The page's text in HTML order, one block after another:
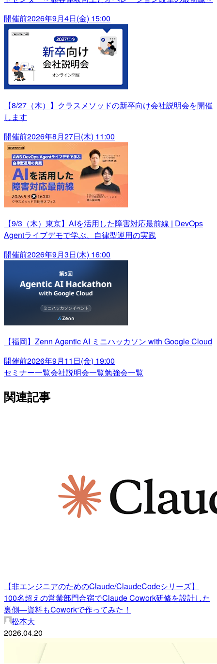
開催前2026年9月4日(金) 15:00
【8/27（木）】クラスメソッドの新卒向け会社説明会を開催
します
開催前2026年8月27日(木) 11:00
【9/3（木）東京】AIを活用した障害対応最前線 | DevOps
Agentライブデモで学ぶ、自律型運用の実践
開催前2026年9月3日(木) 16:00
【福岡】Zenn Agentic AI ミニハッカソン with Google Cloud
開催前2026年9月11日(金) 19:00
セミナー一覧会社説明会一覧勉強会一覧
関連記事
【非エンジニアのためのClaude/ClaudeCodeシリーズ】
100名超えの営業部門合宿でClaude Cowork研修を設計した
裏側—資料もCoworkで作ってみた！
松本大
2026.04.20